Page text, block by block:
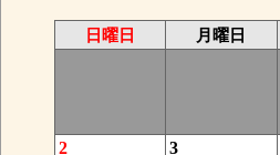
日曜日 月曜日
2 3